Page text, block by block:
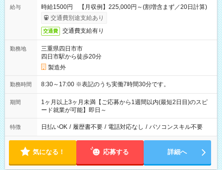
給与
時給1500円 【月収例】225,000円～(割増含まず／20日計算)
交通費別途支給あり
交通費 交通費支給有り
勤務地
三重県四日市市
四日市駅から徒歩20分
製造外
勤務時間 8:30～17:00 ※表記のうち実働7時間30分です。
期間
1ヶ月以上3ヶ月未満【ご応募から1週間以内(最短2日目)のスピ
ード就業が可能】即日～
特徴 日払いOK / 履歴書不要 / 電話対応なし / パソコンスキル不要
気になる！ 応募する 詳細へ